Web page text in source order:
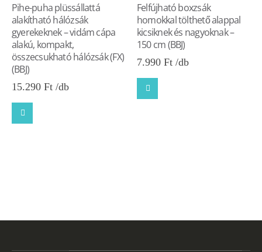
Pihe-puha plüssállattá
alakítható hálózsák
gyerekeknek – vidám cápa
alakú, kompakt,
összecsukható hálózsák (FX)
(BBJ)
15.290 Ft
Felfújható boxzsák
homokkal tölthető alappal
kicsiknek és nagyoknak –
150 cm (BBJ)
7.990 Ft